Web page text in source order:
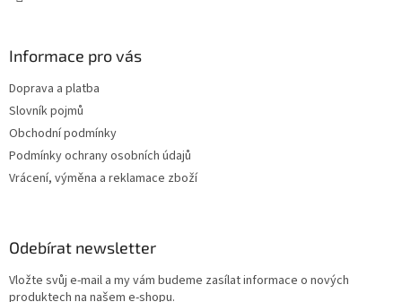
Informace pro vás
Doprava a platba
Slovník pojmů
Obchodní podmínky
Podmínky ochrany osobních údajů
Vrácení, výměna a reklamace zboží
Odebírat newsletter
Vložte svůj e-mail a my vám budeme zasílat informace o nových
produktech na našem e-shopu.